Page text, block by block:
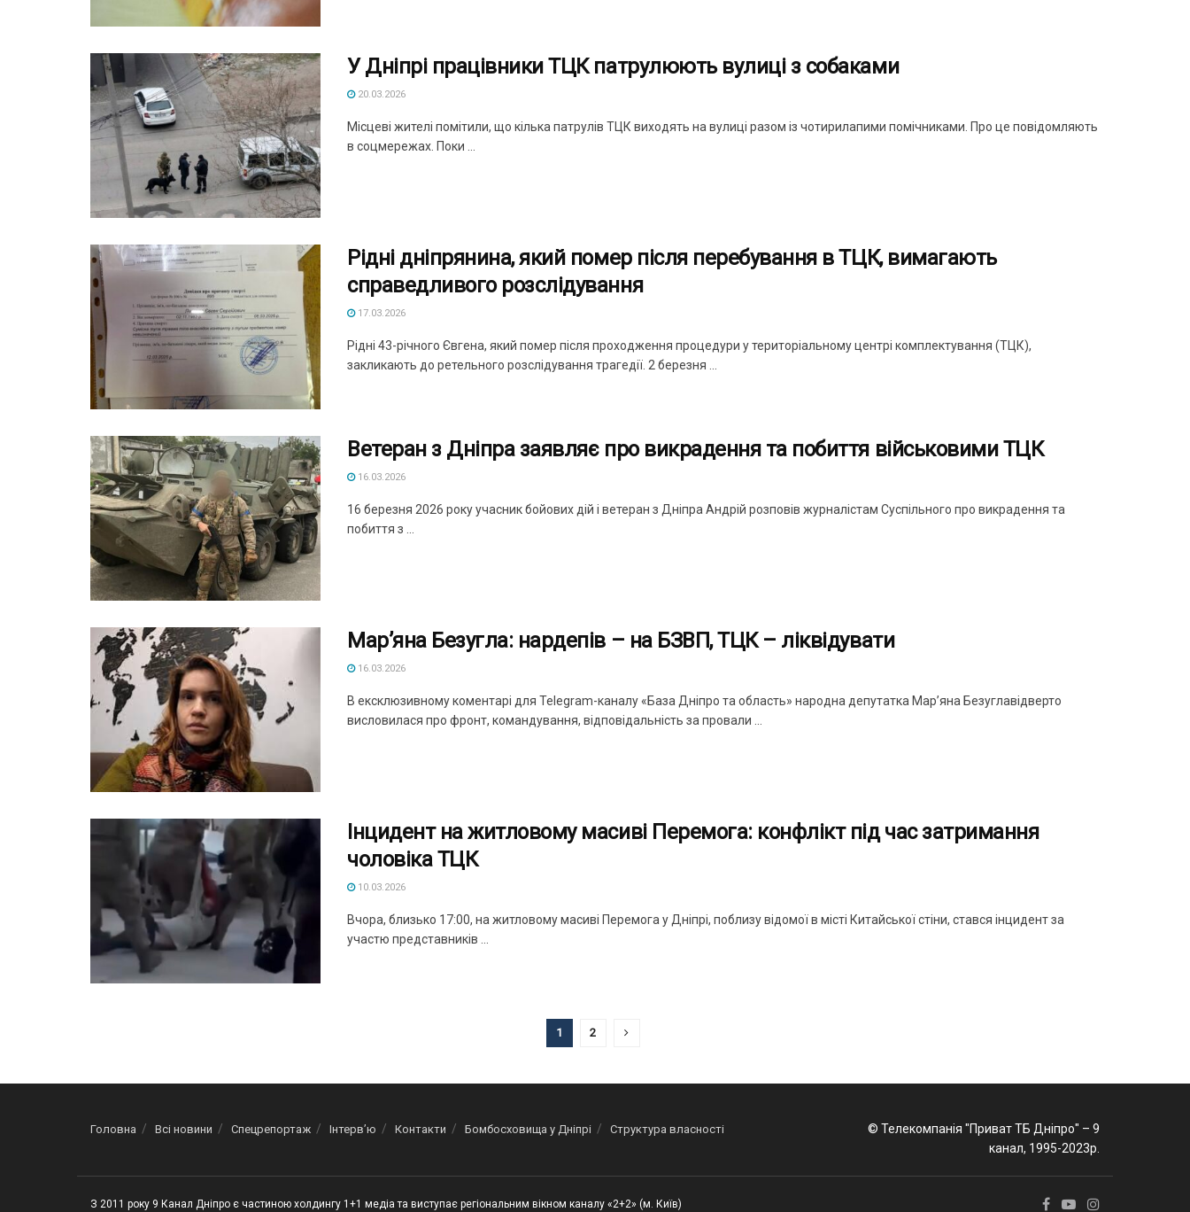
У Дніпрі працівники ТЦК патрулюють вулиці з собаками
20.03.2026
Місцеві жителі помітили, що кілька патрулів ТЦК виходять на вулиці разом із чотирилапими помічниками. Про це повідомляють
в соцмережах. Поки ...
Рідні дніпрянина, який помер після перебування в ТЦК, вимагають
справедливого розслідування
17.03.2026
Рідні 43-річного Євгена, який помер після проходження процедури у територіальному центрі комплектування (ТЦК),
закликають до ретельного розслідування трагедії. 2 березня ...
Ветеран з Дніпра заявляє про викрадення та побиття військовими ТЦК
16.03.2026
16 березня 2026 року учасник бойових дій і ветеран з Дніпра Андрій розповів журналістам Суспільного про викрадення та
побиття з ...
Мар’яна Безугла: нардепів – на БЗВП, ТЦК – ліквідувати
16.03.2026
В ексклюзивному коментарі для Telegram-каналу «База Дніпро та область» народна депутатка Мар’яна Безуглавідверто
висловилася про фронт, командування, відповідальність за провали ...
Інцидент на житловому масиві Перемога: конфлікт під час затримання
чоловіка ТЦК
10.03.2026
Вчора, близько 17:00, на житловому масиві Перемога у Дніпрі, поблизу відомої в місті Китайської стіни, стався інцидент за
участю представників ...
1 2
Головна Всі новини Спецрепортаж Інтерв’ю Контакти Бомбосховища у Дніпрі Структура власності
© Телекомпанія "Приват ТБ Дніпро" – 9
канал, 1995-2023р.
З 2011 року 9 Канал Дніпро є частиною холдингу 1+1 медіа та виступає регіональним вікном каналу «2+2» (м. Київ)